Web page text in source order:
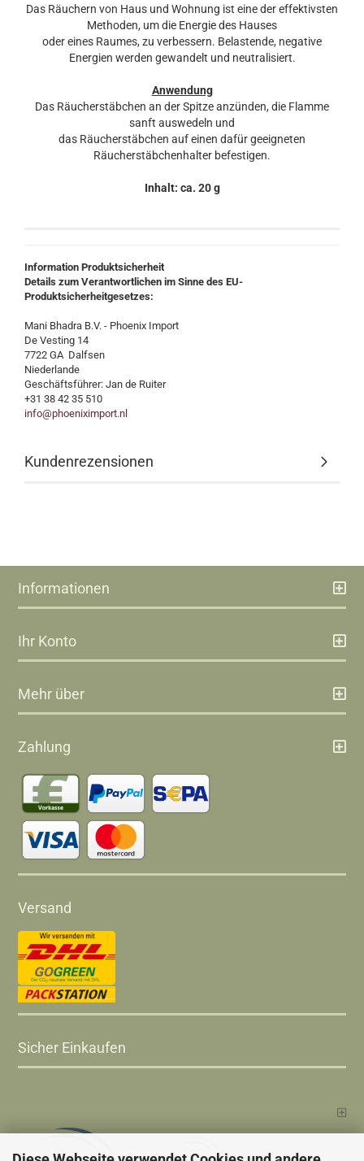
Das Räuchern von Haus und Wohnung ist eine der effektivsten
Methoden, um die Energie des Hauses
oder eines Raumes, zu verbessern. Belastende, negative
Energien werden gewandelt und neutralisiert.
Anwendung
Das Räucherstäbchen an der Spitze anzünden, die Flamme
sanft auswedeln und
das Räucherstäbchen auf einen dafür geeigneten
Räucherstäbchenhalter befestigen.
Inhalt: ca. 20 g
Information Produktsicherheit
Details zum Verantwortlichen im Sinne des EU-
Produktsicherheitgesetzes:
Mani Bhadra B.V. - Phoenix Import
De Vesting 14
7722 GA Dalfsen
Niederlande
Geschäftsführer: Jan de Ruiter
+31 38 42 35 510
info@phoeniximport.nl
Kundenrezensionen
Informationen
Ihr Konto
Mehr über
Zahlung
Versand
Sicher Einkaufen